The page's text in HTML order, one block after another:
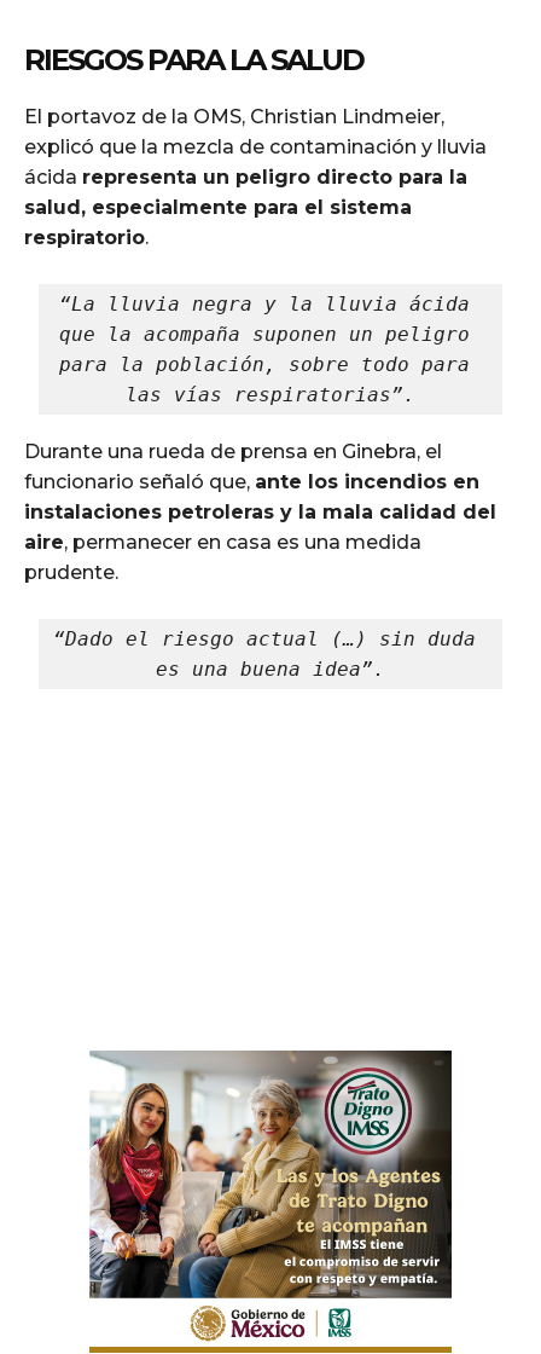
RIESGOS PARA LA SALUD
El portavoz de la OMS, Christian Lindmeier,
explicó que la mezcla de contaminación y lluvia
ácida representa un peligro directo para la
salud, especialmente para el sistema
respiratorio.
“La lluvia negra y la lluvia ácida
que la acompaña suponen un peligro
para la población, sobre todo para
las vías respiratorias”.
Durante una rueda de prensa en Ginebra, el
funcionario señaló que, ante los incendios en
instalaciones petroleras y la mala calidad del
aire, permanecer en casa es una medida
prudente.
“Dado el riesgo actual (…) sin duda
es una buena idea”.